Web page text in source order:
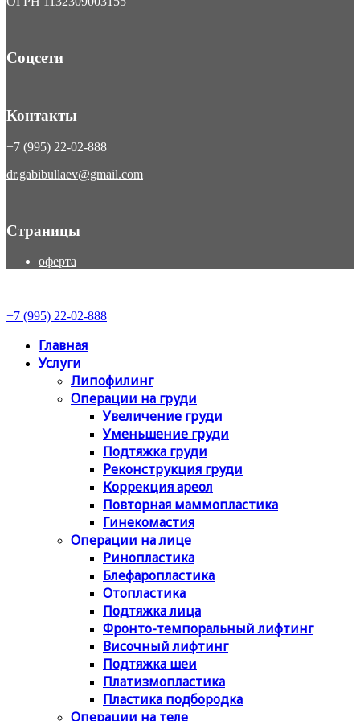
Соцсети
Контакты
+7 (995) 22-02-888
dr.gabibullaev@gmail.com
Страницы
оферта
+7 (995) 22-02-888
Главная
Услуги
Липофилинг
Операции на груди
Увеличение груди
Уменьшение груди
Подтяжка груди
Реконструкция груди
Коррекция ареол
Повторная маммопластика
Гинекомастия
Операции на лице
Ринопластика
Блефаропластика
Отопластика
Подтяжка лица
Фронто-темпоральный лифтинг
Височный лифтинг
Подтяжка шеи
Платизмопластика
Пластика подбородка
Операции на теле